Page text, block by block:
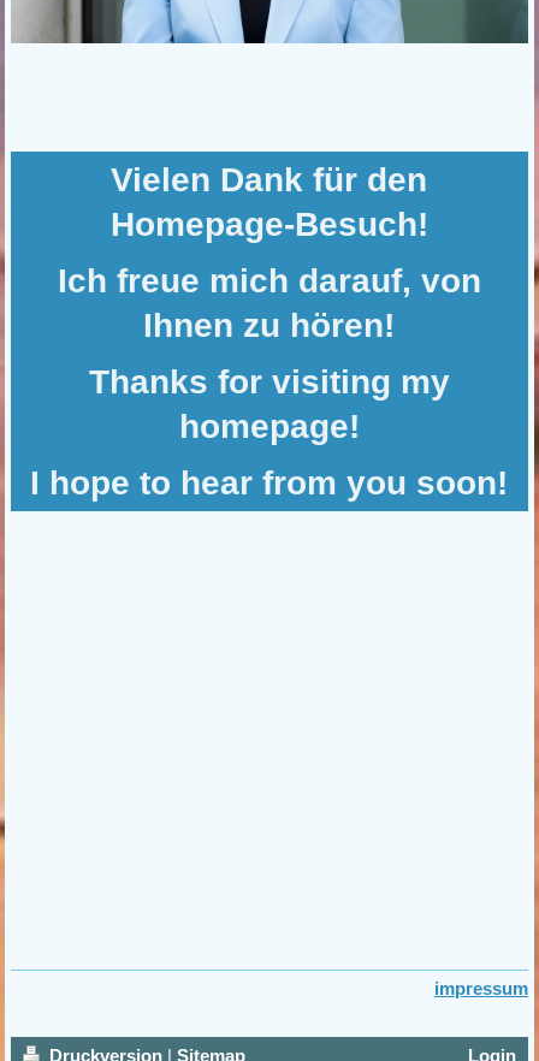
Vielen Dank für den
Homepage-Besuch!
Ich freue mich darauf, von
Ihnen zu hören!
Thanks for visiting my
homepage!
I hope to hear from you soon!
impressum
Druckversion | Sitemap Login